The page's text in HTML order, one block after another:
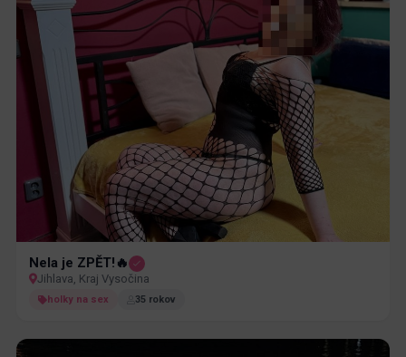
Nela je ZPĚT!🔥
Jihlava, Kraj Vysočina
holky na sex 35 rokov